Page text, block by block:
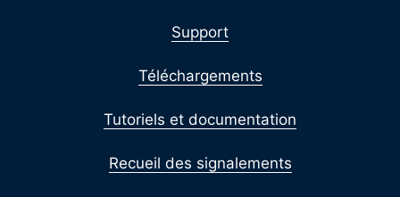
Support
Téléchargements
Tutoriels et documentation
Recueil des signalements